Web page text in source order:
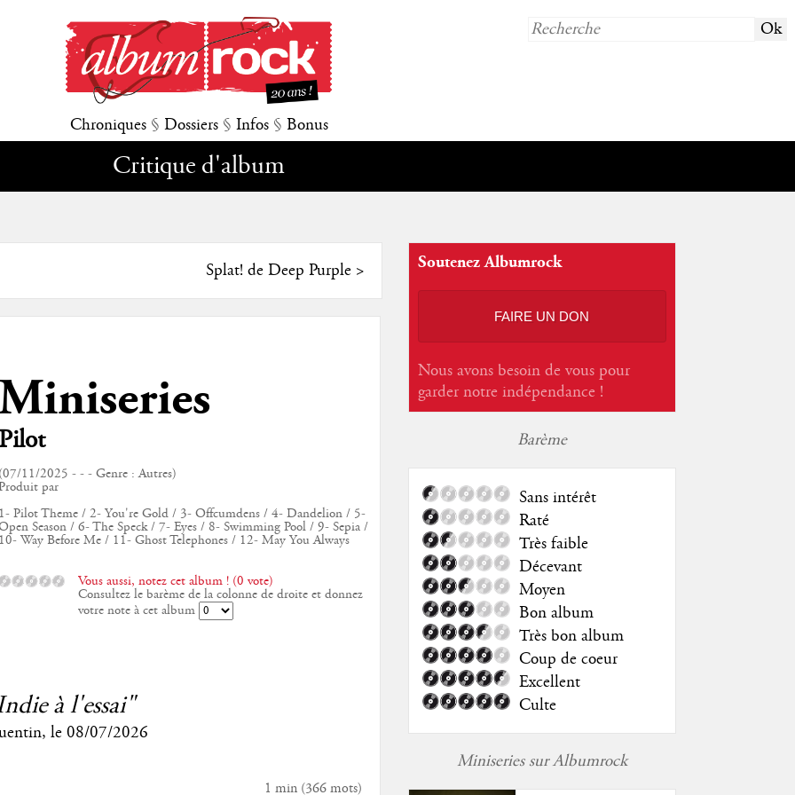
Chroniques § Dossiers § Infos § Bonus
Critique d'album
Splat! de Deep Purple>
11/2025 - - - Genre : Autres)
par
Pilot Theme / 2- You're Gold / 3- Offcumdens / 4- Dandelion / 5-
Season / 6- The Speck / 7- Eyes / 8- Swimming Pool / 9- Sepia /
Way Before Me / 11- Ghost Telephones / 12- May You Always
Vous aussi, notez cet album ! (0 vote)
Consultez le barème de la colonne de droite et donnez
votre note à cet album
à l'essai"
, le 08/07/2026
1 min(366mots)
Soutenez Albumrock
FAIRE UN DON
Nous avons besoin de vous pour
garder notre indépendance !
Barème
Sans intérêt
Raté
Très faible
Décevant
Moyen
Bon album
Très bon album
Coup de coeur
Excellent
Culte
Miniseries sur Albumrock